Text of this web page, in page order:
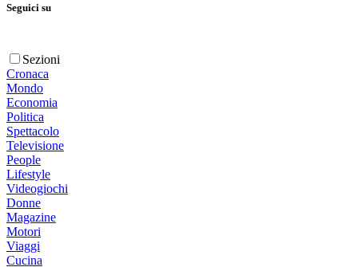
Seguici su
Sezioni
Cronaca
Mondo
Economia
Politica
Spettacolo
Televisione
People
Lifestyle
Videogiochi
Donne
Magazine
Motori
Viaggi
Cucina